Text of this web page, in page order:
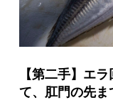
【第二手】エ
て、肛門の先ま